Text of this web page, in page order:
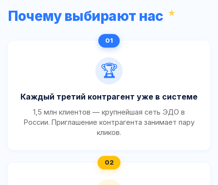
Почему выбирают нас
🏆
Каждый третий контрагент уже в системе
1,5 млн клиентов — крупнейшая сеть ЭДО в
России. Приглашение контрагента занимает пару
кликов.